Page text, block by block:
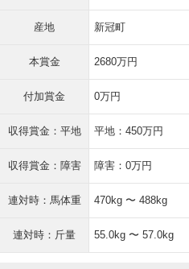
産地 新冠町
本賞金 2680万円
付加賞金 0万円
収得賞金：平地 平地：450万円
収得賞金：障害 障害：0万円
連対時：馬体重 470kg 〜 488kg
連対時：斤量 55.0kg 〜 57.0kg